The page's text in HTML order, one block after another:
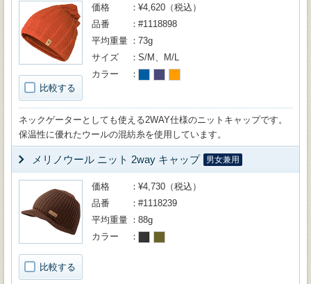
比較する
価格
¥4,620（税込）
品番
#1118898
平均重量
73g
サイズ
S/M、M/L
カラー
ネックゲーターとしても使える2WAY仕様のニットキャップです。
保温性に優れたウールの混紡糸を使用しています。
メリノウール ニット 2way キャップ 男女兼用
比較する
価格
¥4,730（税込）
品番
#1118239
平均重量
88g
カラー